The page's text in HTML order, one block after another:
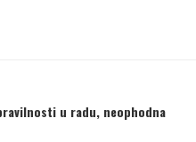
u radu, neophodna